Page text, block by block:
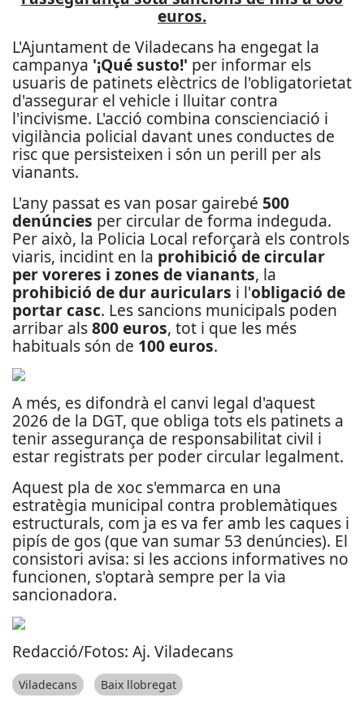
euros.
L'Ajuntament de Viladecans ha engegat la
campanya '¡Qué susto!' per informar els
usuaris de patinets elèctrics de l'obligatorietat
d'assegurar el vehicle i lluitar contra
l'incivisme. L'acció combina conscienciació i
vigilància policial davant unes conductes de
risc que persisteixen i són un perill per als
vianants.
L'any passat es van posar gairebé 500
denúncies per circular de forma indeguda.
Per això, la Policia Local reforçarà els controls
viaris, incidint en la prohibició de circular
per voreres i zones de vianants, la
prohibició de dur auriculars i l'obligació de
portar casc. Les sancions municipals poden
arribar als800 euros, tot i que les més
habituals són de 100 euros.
A més, es difondrà el canvi legal d'aquest
2026 de la DGT, que obliga tots els patinets a
tenir assegurança de responsabilitat civil i
estar registrats per poder circular legalment.
Aquest pla de xoc s'emmarca en una
estratègia municipal contra problemàtiques
estructurals, com ja es va fer amb les caques i
pipís de gos (que van sumar 53 denúncies). El
consistori avisa: si les accions informatives no
funcionen, s'optarà sempre per la via
sancionadora.
Redacció/Fotos: Aj. Viladecans
Viladecans Baix llobregat